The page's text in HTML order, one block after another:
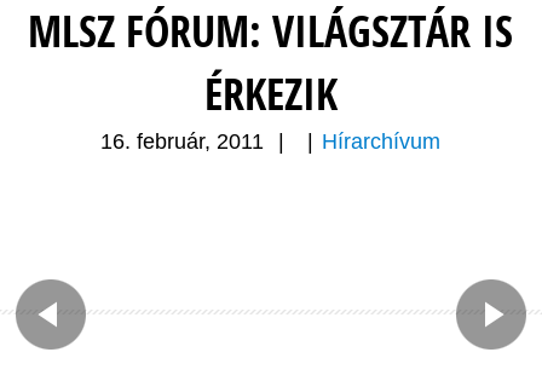
MLSZ FÓRUM: VILÁGSZTÁR IS
ÉRKEZIK
16. február, 2011 Hírarchívum